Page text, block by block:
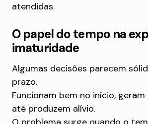
atendidas.
O papel do tempo na
imaturidade
Algumas decisões parecem
prazo.
Funcionam bem no início,
até produzem alívio.